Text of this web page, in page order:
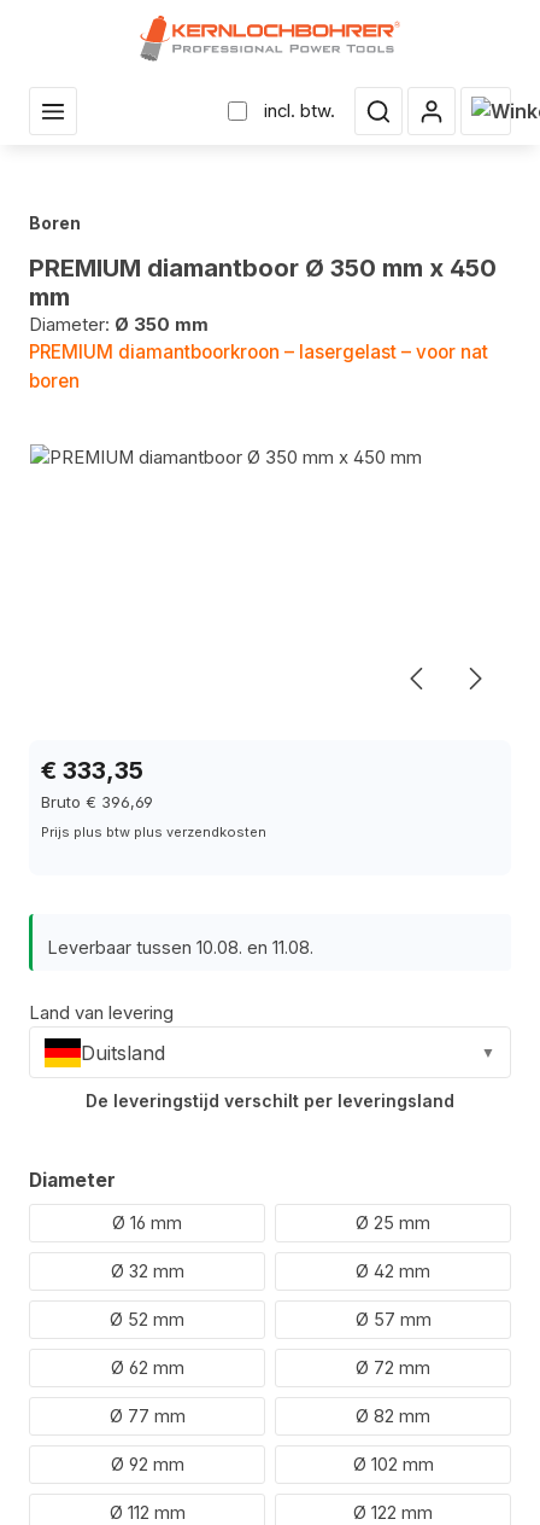
incl. btw.
Boren
PREMIUM diamantboor Ø 350 mm x 450
mm
Diameter: Ø 350 mm
PREMIUM diamantboorkroon – lasergelast – voor nat
boren
Fotogalerij overslaan
€ 333,35
Bruto € 396,69
Prijs plus btw plus verzendkosten
Leverbaar tussen 10.08. en 11.08.
Land van levering
Duitsland ▼
De leveringstijd verschilt per leveringsland
Selecteer
Diameter
Ø 16 mm Ø 25 mm
Ø 32 mm Ø 42 mm
Ø 52 mm Ø 57 mm
Ø 62 mm Ø 72 mm
Ø 77 mm Ø 82 mm
Ø 92 mm Ø 102 mm
Ø 112 mm Ø 122 mm